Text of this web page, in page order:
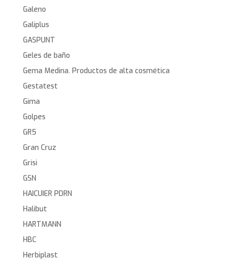
Galeno
Galiplus
GASPUNT
Geles de baño
Gema Medina. Productos de alta cosmética
Gestatest
Gima
Golpes
GR5
Gran Cruz
Grisi
GSN
HAICUIER PDRN
Halibut
HARTMANN
HBC
Herbiplast